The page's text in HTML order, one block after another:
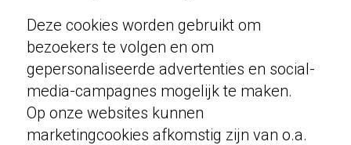
Deze cookies worden gebruikt om
bezoekers te volgen en om
gepersonaliseerde advertenties en social-
media-campagnes mogelijk te maken.
Op onze websites kunnen
marketingcookies afkomstig zijn van o.a.